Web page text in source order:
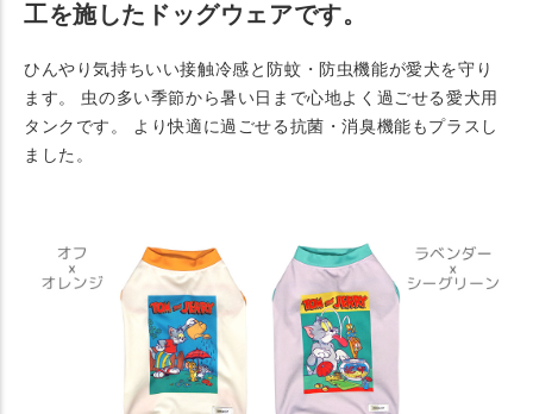
工を施したドッグウェアです。
ひんやり気持ちいい接触冷感と防蚊・防虫機能が愛犬を守り
ます。 虫の多い季節から暑い日まで心地よく過ごせる愛犬用
タンクです。 より快適に過ごせる抗菌・消臭機能もプラスし
ました。